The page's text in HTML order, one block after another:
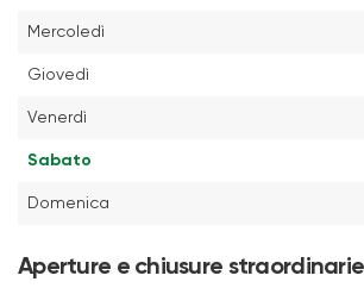
Mercoledì
Giovedì
Venerdì
Sabato
Domenica
Aperture e chiusure